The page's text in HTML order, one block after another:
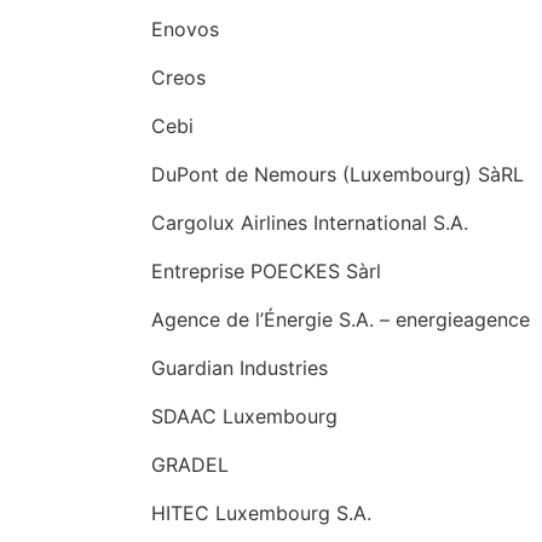
Enovos
Creos
Cebi
DuPont de Nemours (Luxembourg) SàRL
Cargolux Airlines International S.A.
Entreprise POECKES Sàrl
Agence de l’Énergie S.A. – energieagence
Guardian Industries
SDAAC Luxembourg
GRADEL
HITEC Luxembourg S.A.